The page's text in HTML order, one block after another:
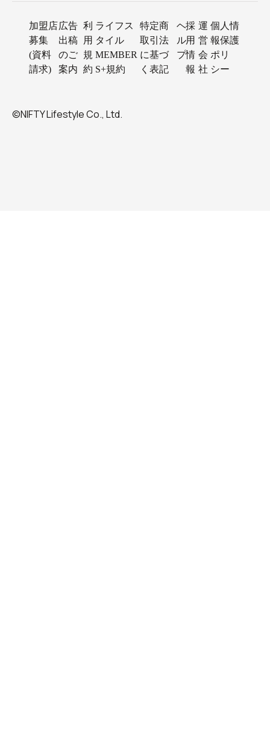
加盟店
募集
(資料
請求)
広告
出稿
のご
案内
利
用
規
約
ライフス
タイル
MEMBER
S+規約
特定商
取引法
に基づ
く表記
ヘ
ル
プ
採
用
情
報
運
営
会
社
個人情
報保護
ポリ
シー
©NIFTY Lifestyle Co., Ltd.